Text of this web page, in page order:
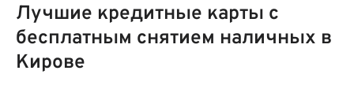
Лучшие кредитные карты с
бесплатным снятием наличных в
Кирове